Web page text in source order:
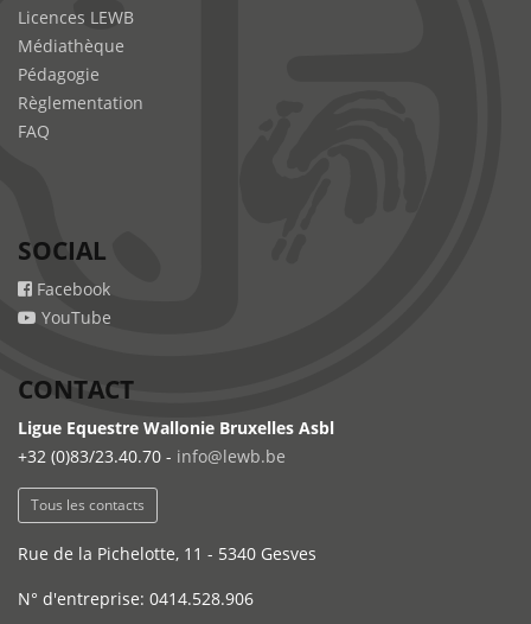
Licences LEWB
Médiathèque
Pédagogie
Règlementation
FAQ
SOCIAL
Facebook
YouTube
CONTACT
Ligue Equestre Wallonie Bruxelles Asbl
+32 (0)83/23.40.70 - info@lewb.be
Tous les contacts
Rue de la Pichelotte, 11 - 5340 Gesves
N° d'entreprise: 0414.528.906